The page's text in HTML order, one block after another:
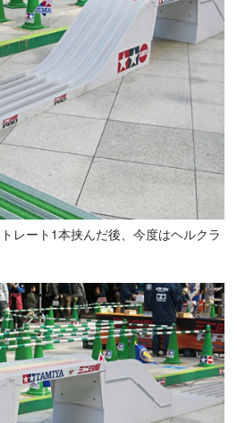
レート1本挟んだ後、今度はヘルクラ